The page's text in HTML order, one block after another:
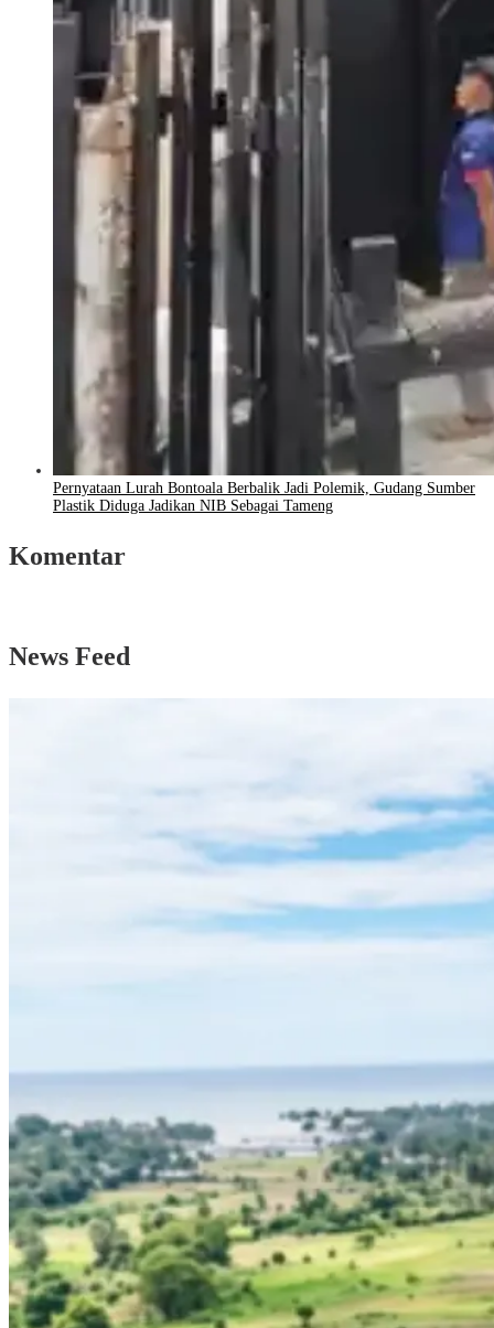
Pernyataan Lurah Bontoala Berbalik Jadi Polemik, Gudang Sumber
Plastik Diduga Jadikan NIB Sebagai Tameng
Komentar
News Feed